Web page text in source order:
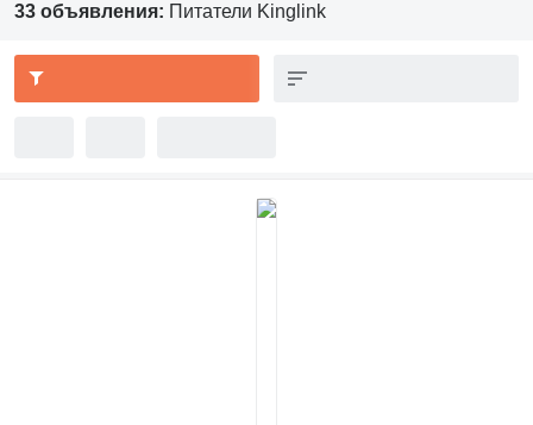
33 объявления: Питатели Kinglink